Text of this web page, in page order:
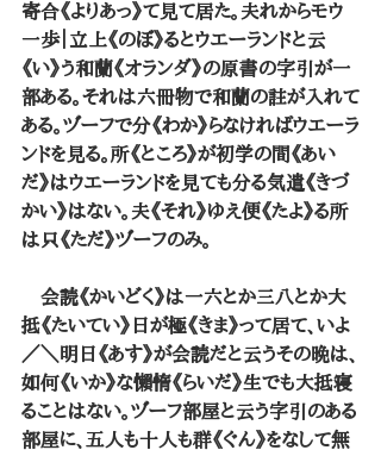
寄合《よりあっ》て見て居た。夫れからモウ
一歩｜立上《のぼ》るとウエーランドと云
《い》う和蘭《オランダ》の原書の字引が一
部ある。それは六冊物で和蘭の註が入れて
ある。ヅーフで分《わか》らなければウエーラ
ンドを見る。所《ところ》が初学の間《あい
だ》はウエーランドを見ても分る気遣《きづ
かい》はない。夫《それ》ゆえ便《たよ》る所
は只《ただ》ヅーフのみ。
会読《かいどく》は一六とか三八とか大
抵《たいてい》日が極《きま》って居て、いよ
／＼明日《あす》が会読だと云うその晩は、
如何《いか》な懶惰《らいだ》生でも大抵寝
ることはない。ヅーフ部屋と云う字引のある
部屋に、五人も十人も群《ぐん》をなして無